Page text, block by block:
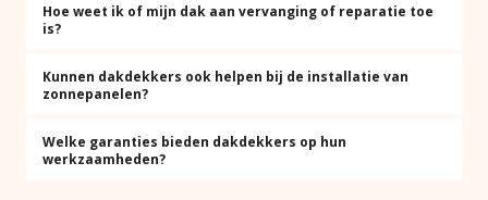
Hoe weet ik of mijn dak aan vervanging of reparatie toe
is?
Kunnen dakdekkers ook helpen bij de installatie van
zonnepanelen?
Welke garanties bieden dakdekkers op hun
werkzaamheden?